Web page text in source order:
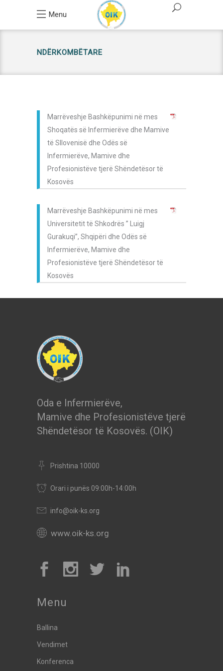
Menu
NDËRKOMBËTARE
Marrëveshje Bashkëpunimi në mes
Shoqatës së Infermierëve dhe Mamive
të Sllovenisë dhe Odës së
Infermierëve, Mamive dhe
Profesionistëve tjerë Shëndetësor të
Kosovës
Marrëveshje Bashkëpunimi në mes
Universitetit të Shkodrës ” Luigj
Gurakuqi”, Shqipëri dhe Odës së
Infermierëve, Mamive dhe
Profesionistëve tjerë Shëndetësor të
Kosovës
Oda e Infermierëve,
Mamive dhe Profesionistëve tjerë
Shëndetësor të Kosovës. (OIK)
Prishtina 10000
Orari i punës 09:00h-14:00h
info@oik-ks.org
www.oik-ks.org
Menu
Ballina
Vendimet
Konferenca